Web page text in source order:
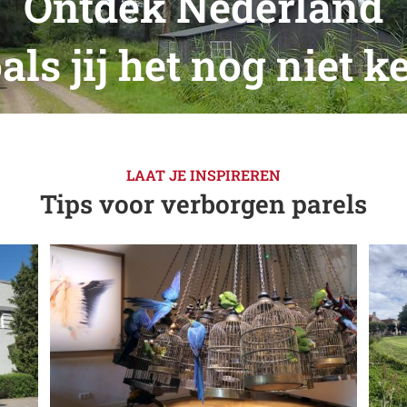
jij het nog niet
LAAT JE INSPIREREN
Tips voor verborgen parels